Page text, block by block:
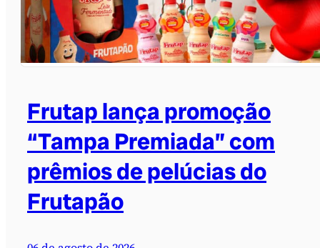
Frutap lança promoção
“Tampa Premiada” com
prêmios de pelúcias do
Frutapão